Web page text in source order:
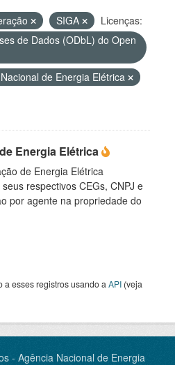
SIGA
Licenças:
de Dados (ODbL) do Open
de Energia Elétrica
Energia Elétrica
de Energia Elétrica
respectivos CEGs, CNPJ e
por agente na propriedade do
a esses registros usando a API (veja
- Agência Nacional de Energia